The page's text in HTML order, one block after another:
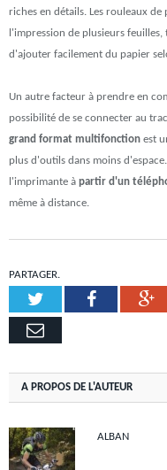
riches en détails. Les rouleaux
l'impression de plusieurs
d'ajouter facilement du papier
Un autre facteur à prendre en
possibilité de se connecter au
grand format multifonction est
plus d'outils dans moins
l'imprimante à partir d'un
même à distance.
PARTAGER.
TwitterFacebook
Email
A PROPOS DE L'AUTEUR
ALBAN